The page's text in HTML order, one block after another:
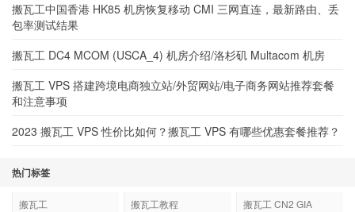
搬瓦工中国香港 HK85 机房恢复移动 CMI 三网直连，最新路由、丢
包率测试结果
搬瓦工 DC4 MCOM (USCA_4) 机房介绍/洛杉矶 Multacom 机房
搬瓦工 VPS 搭建跨境电商独立站/外贸网站/电子商务网站推荐套餐
和注意事项
2023 搬瓦工 VPS 性价比如何？搬瓦工 VPS 有哪些优惠套餐推荐？
热门标签
搬瓦工 搬瓦工教程
搬瓦工 CN2 GIA